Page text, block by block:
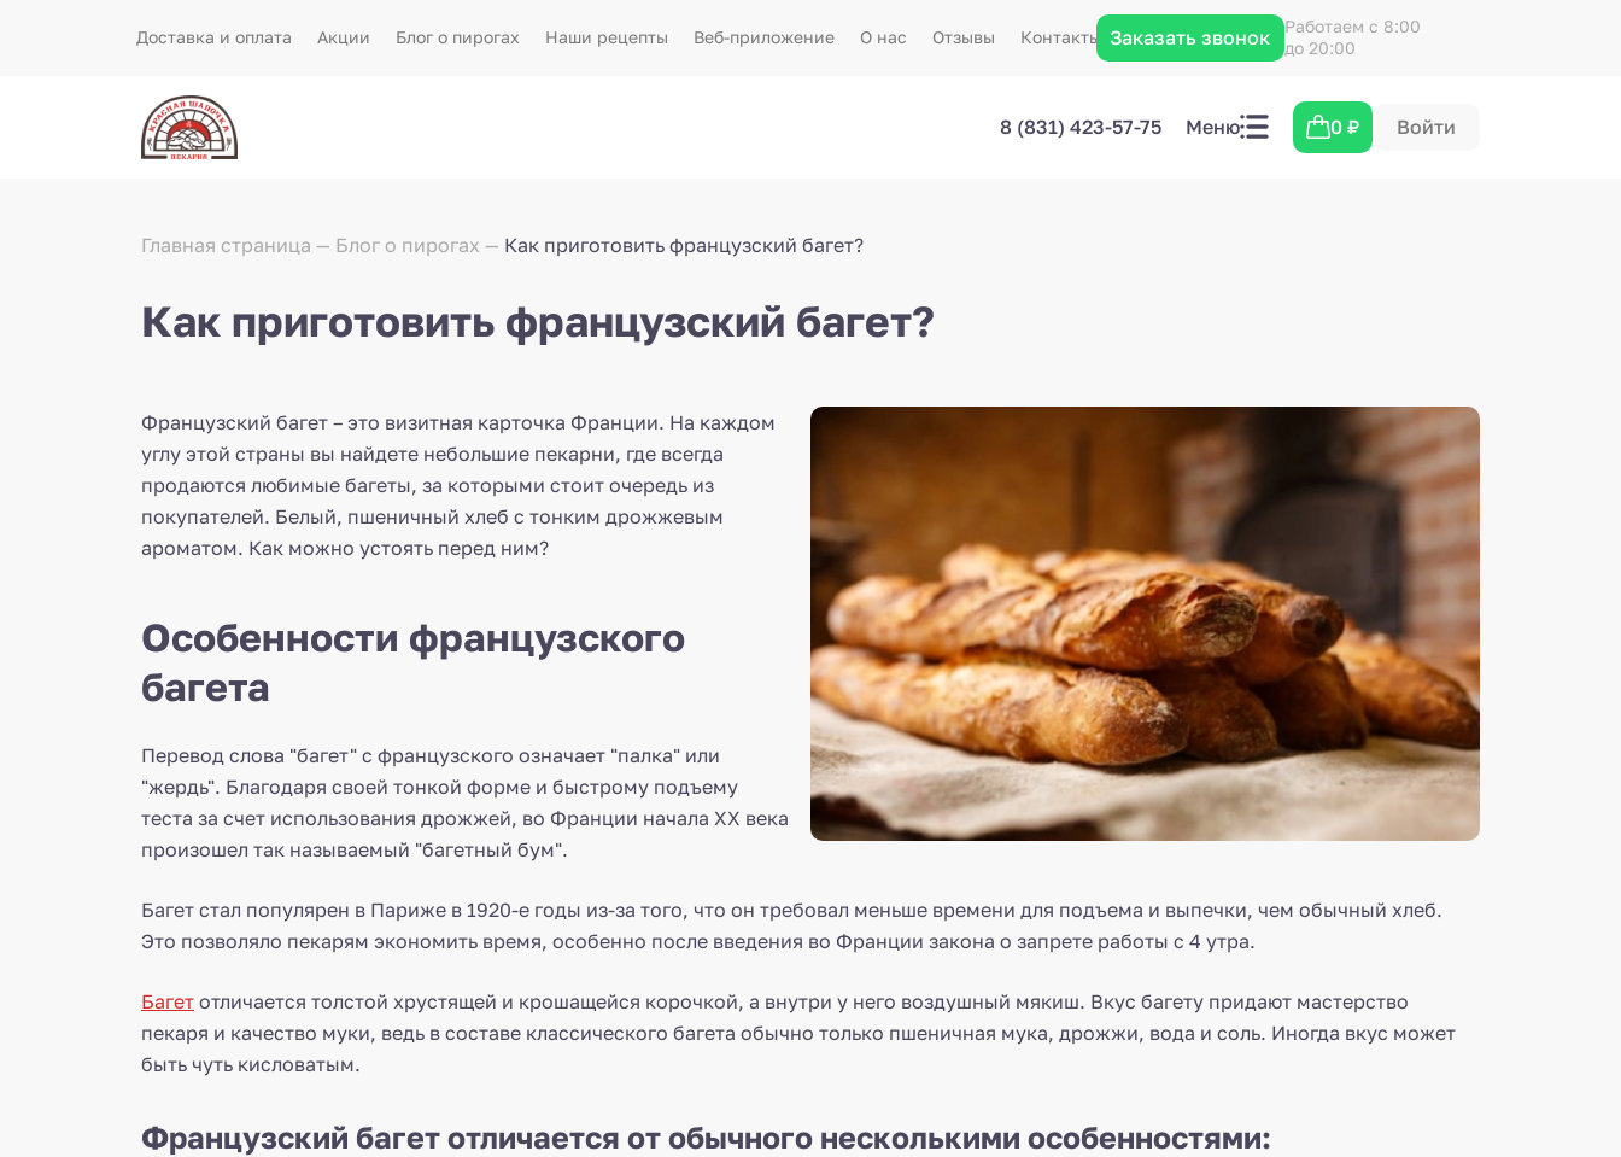
Доставка и оплата Акции Блог о пирогах Наши рецепты Веб-приложение О нас Отзывы Контакты Заказать звонок
Работаем с 8:00
до 20:00
8 (831) 423-57-75 Меню 0₽ Войти
Главная страница Блог о пирогах Как приготовить французский багет?
Как приготовить французский багет?
Французский багет – это визитная карточка Франции. На каждом
углу этой страны вы найдете небольшие пекарни, где всегда
продаются любимые багеты, за которыми стоит очередь из
покупателей. Белый, пшеничный хлеб с тонким дрожжевым
ароматом. Как можно устоять перед ним?
Особенности французского
багета
Перевод слова "багет" с французского означает "палка" или
"жердь". Благодаря своей тонкой форме и быстрому подъему
теста за счет использования дрожжей, во Франции начала XX века
произошел так называемый "багетный бум".
Багет стал популярен в Париже в 1920-е годы из-за того, что он требовал меньше времени для подъема и выпечки, чем обычный хлеб.
Это позволяло пекарям экономить время, особенно после введения во Франции закона о запрете работы с 4 утра.
Багет отличается толстой хрустящей и крошащейся корочкой, а внутри у него воздушный мякиш. Вкус багету придают мастерство
пекаря и качество муки, ведь в составе классического багета обычно только пшеничная мука, дрожжи, вода и соль. Иногда вкус может
быть чуть кисловатым.
Французский багет отличается от обычного несколькими особенностями: